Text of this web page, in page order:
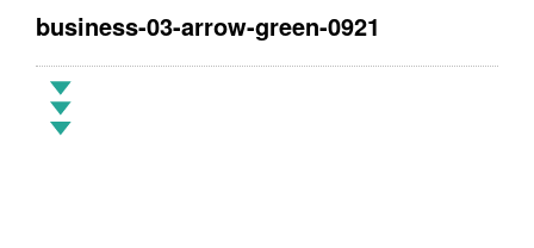
business-03-arrow-green-0921